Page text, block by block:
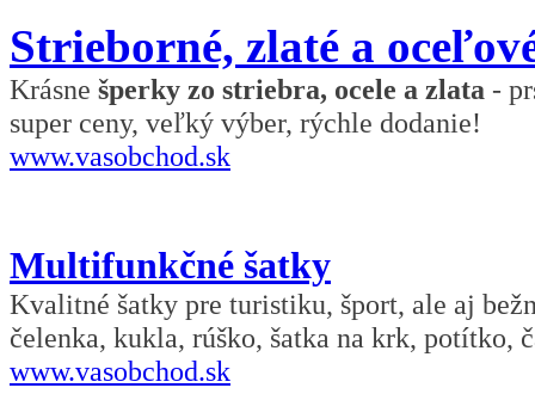
Strieborné, zlaté a
Krásne šperky zo striebra, ocele a zlata -
super ceny, veľký výber, rýchle dodanie!
www.vasobchod.sk
Multifunkčné šatky
Kvalitné šatky pre turistiku, šport, ale aj
čelenka, kukla, rúško, šatka na krk, potítko,
www.vasobchod.sk